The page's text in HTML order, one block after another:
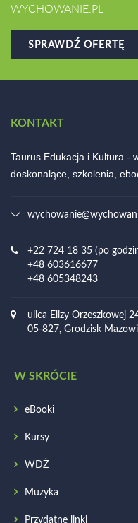
WYCHOWANIE.PL
SPRAWDŹ OFERTĘ
KONTAKT
Taurus Edukacja i Kultura -
doskonalące, szkolenia,
+22 724 18 35 (po
+48 603616677
+48 605348243
ulica Elizy Orzeszkowej
05-827, Grodzisk
W SKRÓCIE
eBooki
Kursy
WDŻ
Muzyka
Przydatne linki